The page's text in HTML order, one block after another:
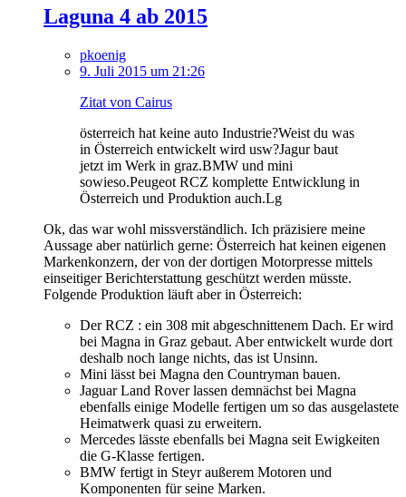
Laguna 4 ab 2015
pkoenig
9. Juli 2015 um 21:26
Zitat von Cairus
österreich hat keine auto Industrie?Weist du was
in Österreich entwickelt wird usw?Jagur baut
jetzt im Werk in graz.BMW und mini
sowieso.Peugeot RCZ komplette Entwicklung in
Österreich und Produktion auch.Lg
Ok, das war wohl missverständlich. Ich präzisiere meine
Aussage aber natürlich gerne: Österreich hat keinen eigenen
Markenkonzern, der von der dortigen Motorpresse mittels
einseitiger Berichterstattung geschützt werden müsste.
Folgende Produktion läuft aber in Österreich:
Der RCZ : ein 308 mit abgeschnittenem Dach. Er wird
bei Magna in Graz gebaut. Aber entwickelt wurde dort
deshalb noch lange nichts, das ist Unsinn.
Mini lässt bei Magna den Countryman bauen.
Jaguar Land Rover lassen demnächst bei Magna
ebenfalls einige Modelle fertigen um so das ausgelastete
Heimatwerk quasi zu erweitern.
Mercedes lässte ebenfalls bei Magna seit Ewigkeiten
die G-Klasse fertigen.
BMW fertigt in Steyr außerem Motoren und
Komponenten für seine Marken.